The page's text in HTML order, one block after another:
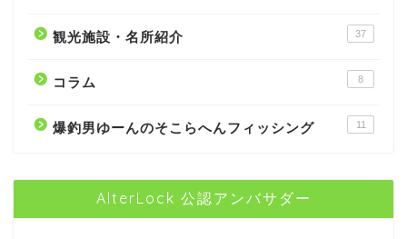
観光施設・名所紹介 37
コラム 8
爆釣男ゆーんのそこらへんフィッシング 11
AlterLock 公認アンバサダー